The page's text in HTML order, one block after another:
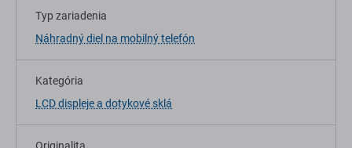
Typ zariadenia
Náhradný diel na mobilný telefón
Kategória
LCD displeje a dotykové sklá